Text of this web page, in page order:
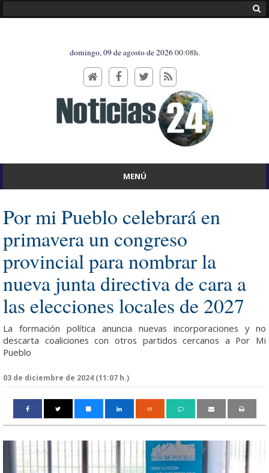
domingo, 09 de agosto de 202600:08h.
MENÚ
Por mi Pueblo celebrará en
primavera un congreso
provincial para nombrar la
nueva junta directiva de cara a
las elecciones locales de 2027
La formación política anuncia nuevas incorporaciones y no
descarta coaliciones con otros partidos cercanos a Por Mi
Pueblo
03 de diciembre de 2024 (11:07 h.)
m